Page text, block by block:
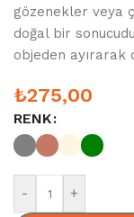
gözenekler veya
doğal bir
objeden ayırarak
₺275,00
RENK
- +